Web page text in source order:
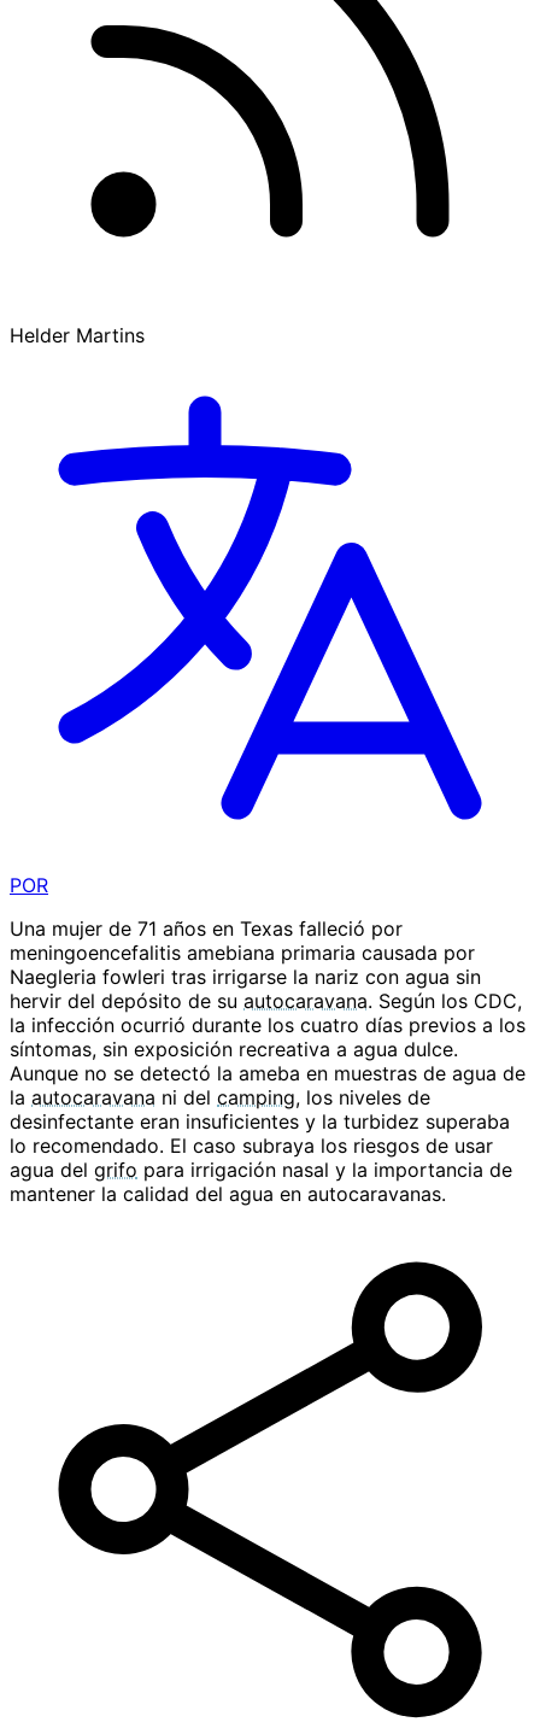
Helder Martins
POR
Una mujer de 71 años en Texas falleció por
meningoencefalitis amebiana primaria causada por
Naegleria fowleri tras irrigarse la nariz con agua sin
hervir del depósito de su autocaravana. Según los CDC,
la infección ocurrió durante los cuatro días previos a los
síntomas, sin exposición recreativa a agua dulce.
Aunque no se detectó la ameba en muestras de agua de
la autocaravana ni del camping, los niveles de
desinfectante eran insuficientes y la turbidez superaba
lo recomendado. El caso subraya los riesgos de usar
agua del grifo para irrigación nasal y la importancia de
mantener la calidad del agua en autocaravanas.